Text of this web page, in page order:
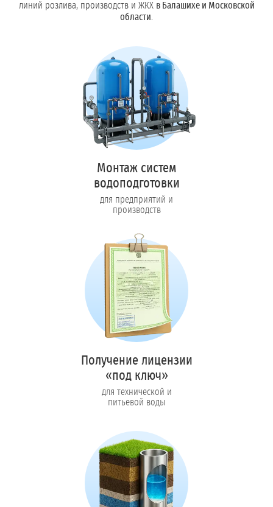
линий розлива, производств и ЖКХ в Балашихе и Московской
области
Монтаж систем
водоподготовки
для предприятий и
производств
Получение лицензии
«под ключ»
для технической и
питьевой воды